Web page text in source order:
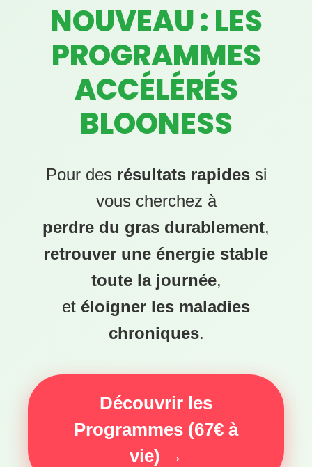
NOUVEAU : LES
PROGRAMMES
ACCÉLÉRÉS
BLOONESS
Pour des résultats rapidessi
vous cherchez à
perdre du gras durablement,
retrouver une énergie stable
toute la journée,
et éloigner les maladies
chroniques.
Découvrir les
Programmes (67€ à
vie) →